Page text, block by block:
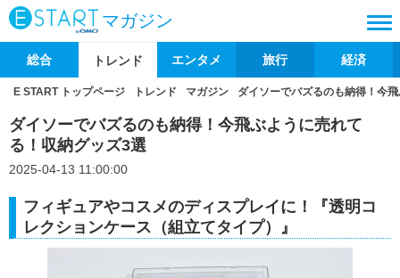
マガジン
総合 トレンド エンタメ 旅行 経済
E START トップページ トレンド マガジン ダイソーでバズるのも納得！今
ダイソーでバズるのも納得！今飛ぶように売れて
る！収納グッズ3選
2025-04-13 11:00:00
フィギュアやコスメのディスプレイに！『透明コ
レクションケース（組立てタイプ）』